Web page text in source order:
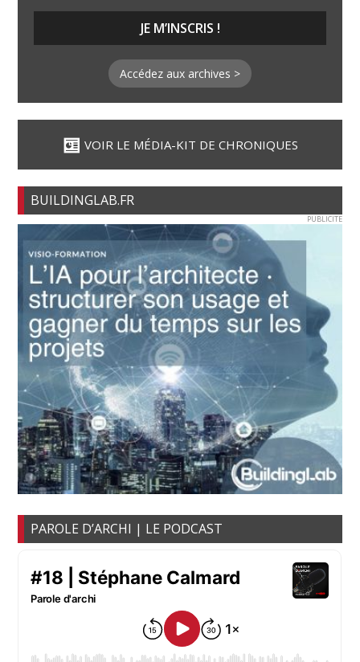
Accédez aux archives >
VOIR LE MÉDIA-KIT DE CHRONIQUES
BUILDINGLAB.FR
PUBLICITE
PAROLE D’ARCHI | LE PODCAST